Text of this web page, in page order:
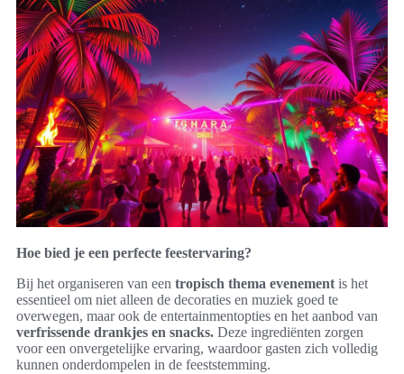
Hoe bied je een perfecte feestervaring?
Bij het organiseren van een tropisch thema evenement is het
essentieel om niet alleen de decoraties en muziek goed te
overwegen, maar ook de entertainmentopties en het aanbod van
verfrissende drankjes en snacks. Deze ingrediënten zorgen
voor een onvergetelijke ervaring, waardoor gasten zich volledig
kunnen onderdompelen in de feeststemming.